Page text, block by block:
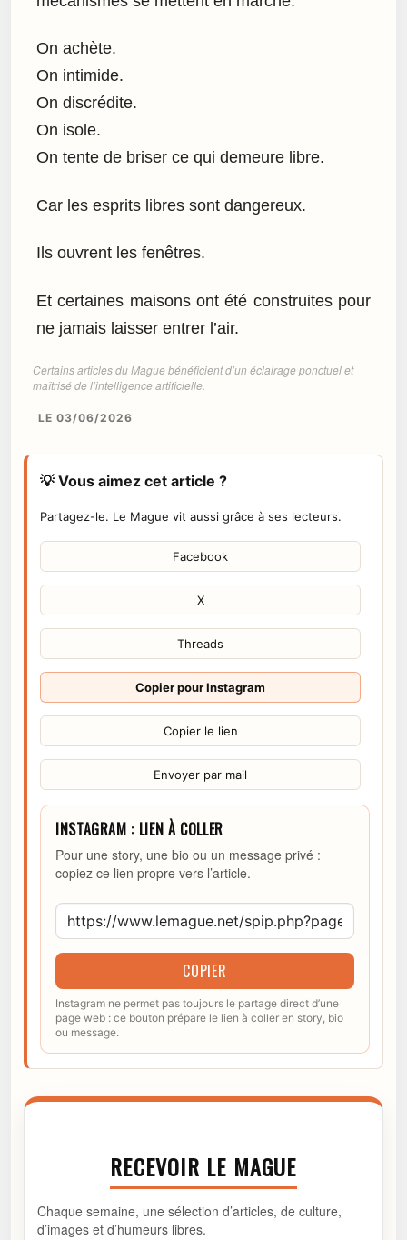
On achète.
On intimide.
On discrédite.
On isole.
On tente de briser ce qui demeure libre.
Car les esprits libres sont dangereux.
Ils ouvrent les fenêtres.
Et certaines maisons ont été construites pour
ne jamais laisser entrer l’air.
Certains articles du Mague bénéficient d’un éclairage ponctuel et
maîtrisé de l’intelligence artificielle.
LE 03/06/2026
💡 Vous aimez cet article ?
Partagez-le. Le Mague vit aussi grâce à ses lecteurs.
Facebook
X
Threads
Copier pour Instagram
Copier le lien
Envoyer par mail
INSTAGRAM : LIEN À COLLER
Pour une story, une bio ou un message privé :
copiez ce lien propre vers l’article.
COPIER
Instagram ne permet pas toujours le partage direct d’une
page web : ce bouton prépare le lien à coller en story, bio
ou message.
RECEVOIR LE MAGUE
Chaque semaine, une sélection d’articles, de culture,
d’images et d’humeurs libres.